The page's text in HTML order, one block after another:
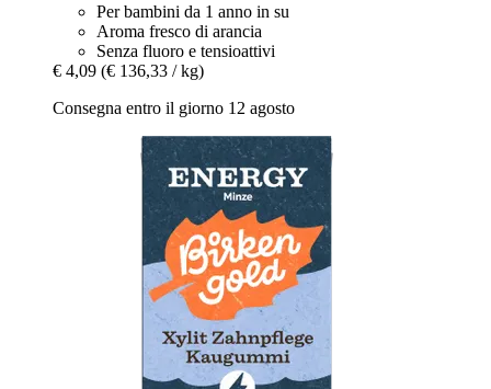
Per bambini da 1 anno in su
Aroma fresco di arancia
Senza fluoro e tensioattivi
€ 4,09 (€ 136,33 / kg)
Consegna entro il giorno 12 agosto